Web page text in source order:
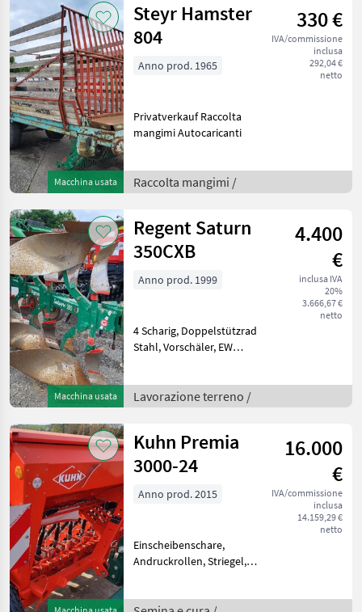
Macchina usata
Steyr Hamster
804
330 €
IVA/commissione
inclusa
292,04 €
netto
Anno prod. 1965
Privatverkauf Raccolta
mangimi Autocaricanti
Raccolta mangimi /
Macchina usata
Regent Saturn
350CXB
4.400
€
inclusa IVA
20%
3.666,67 €
netto
Anno prod. 1999
4 Scharig, Doppelstützrad
Stahl, Vorschäler, EW
Anlagenschoner hinten
Aratro reversibile idraulico,
vomeri,
Lavorazione terreno /
Kuhn Premia
3000-24
16.000
€
IVA/commissione
inclusa
14.159,29 €
netto
Anno prod. 2015
Einscheibenschare,
Andruckrollen, Striegel,